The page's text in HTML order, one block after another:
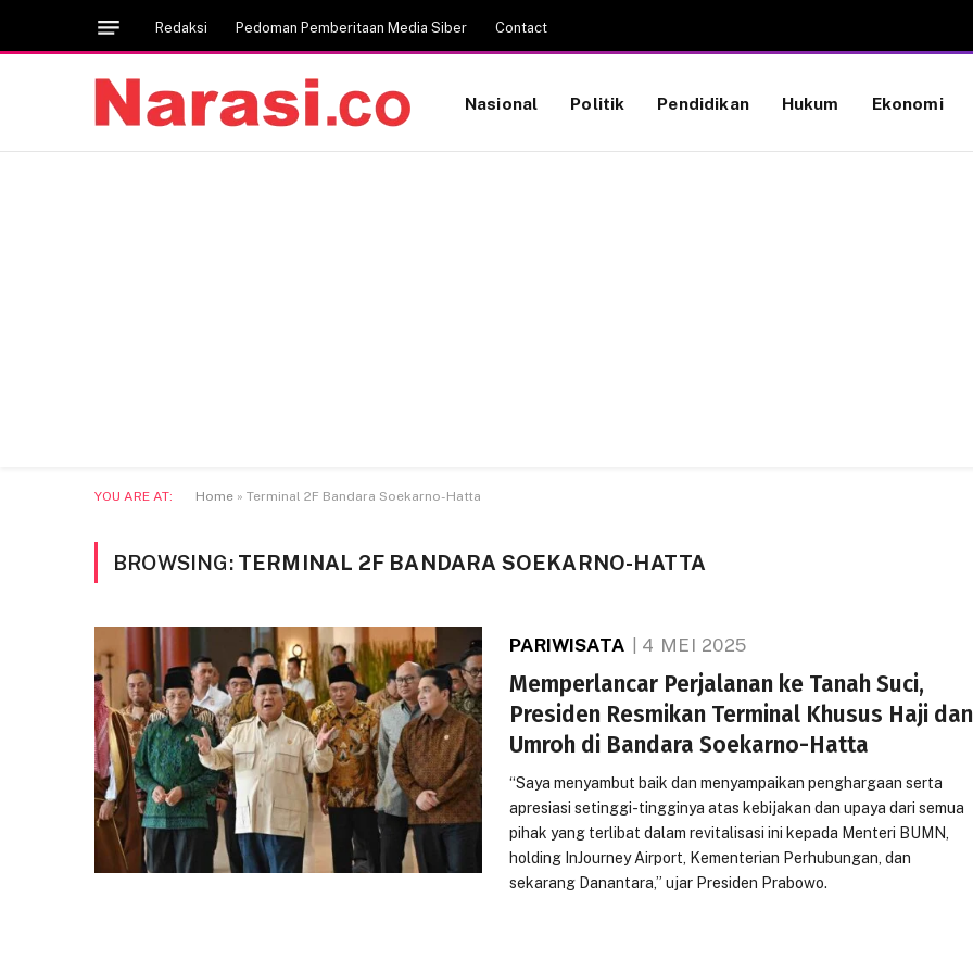
Redaksi Pedoman Pemberitaan Media Siber Contact
Nasional Politik Pendidikan Hukum Ekonomi
YOU ARE AT: Home » Terminal 2F Bandara Soekarno-Hatta
BROWSING: TERMINAL 2F BANDARA SOEKARNO-HATTA
PARIWISATA 4 MEI 2025
Memperlancar Perjalanan ke Tanah Suci,
Presiden Resmikan Terminal Khusus Haji dan
Umroh di Bandara Soekarno-Hatta
“Saya menyambut baik dan menyampaikan penghargaan serta
apresiasi setinggi-tingginya atas kebijakan dan upaya dari semua
pihak yang terlibat dalam revitalisasi ini kepada Menteri BUMN,
holding InJourney Airport, Kementerian Perhubungan, dan
sekarang Danantara,” ujar Presiden Prabowo.